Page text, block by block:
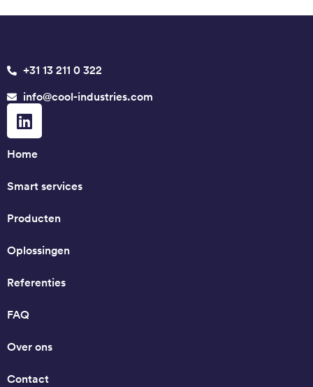
+31 13 211 0 322
info@cool-industries.com
Home
Smart services
Producten
Oplossingen
Referenties
FAQ
Over ons
Contact